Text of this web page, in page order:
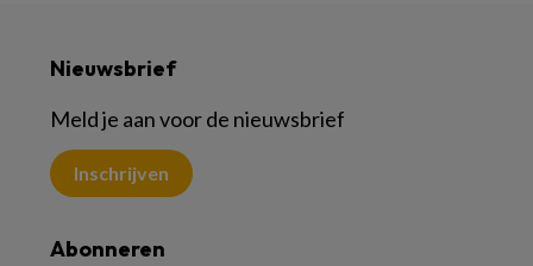
Nieuwsbrief
Meld je aan voor de nieuwsbrief
Inschrijven
Abonneren